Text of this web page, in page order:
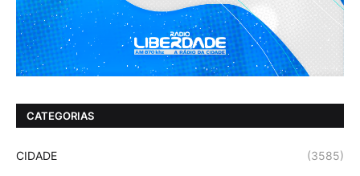
CATEGORIAS
CIDADE (3585)